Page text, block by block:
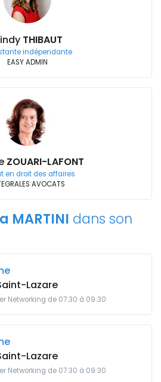
THIBAUT
indépendante
EASY ADMIN
ZOUARI-LAFONT
en droit des affaires
AVOCATS
MARTINI dans son
Lazare
Networking de 07:30 à 09:30
Lazare
Networking de 07:30 à 09:30